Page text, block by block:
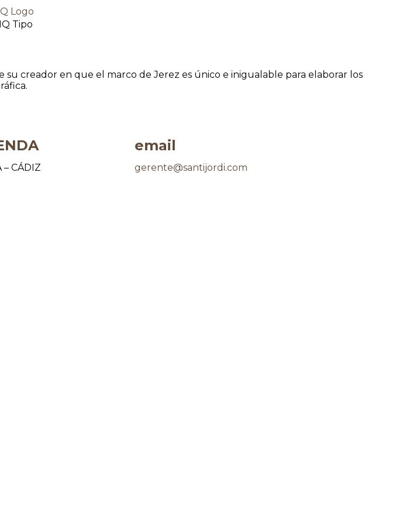
creador en que el marco de Jerez es único e inigualable para elaborar los
– CÁDIZ
email
gerente@santijordi.com